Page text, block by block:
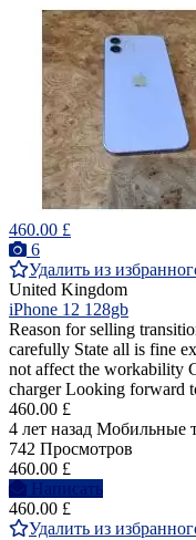
460.00 £
6
Удалить из
United Kingdom
iPhone 12 128gb
Reason for selling
carefully State all is fine
not affect the workability
charger Looking forward
460.00 £
4 лет назад Мобильные
742 Просмотров
460.00 £
Написать
460.00 £
Удалить из